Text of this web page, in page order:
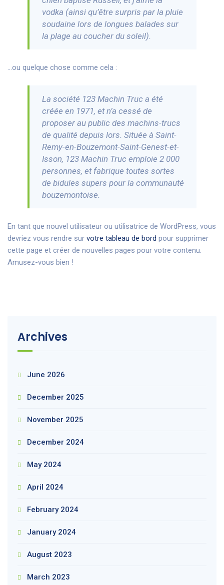
vodka (ainsi qu’être surpris par la pluie
soudaine lors de longues balades sur
la plage au coucher du soleil).
…ou quelque chose comme cela :
La société 123 Machin Truc a été
créée en 1971, et n’a cessé de
proposer au public des machins-trucs
de qualité depuis lors. Située à Saint-
Remy-en-Bouzemont-Saint-Genest-et-
Isson, 123 Machin Truc emploie 2 000
personnes, et fabrique toutes sortes
de bidules supers pour la communauté
bouzemontoise.
En tant que nouvel utilisateur ou utilisatrice de WordPress, vous
devriez vous rendre sur votre tableau de bord pour supprimer
cette page et créer de nouvelles pages pour votre contenu.
Amusez-vous bien !
Archives
June 2026
December 2025
November 2025
December 2024
May 2024
April 2024
February 2024
January 2024
August 2023
March 2023